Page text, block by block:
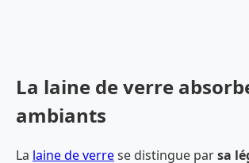
La laine de verre
ambiants
La laine de verrese distingue parsa